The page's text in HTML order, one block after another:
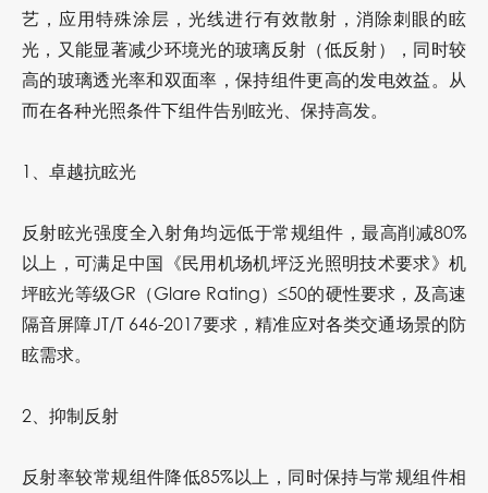
艺，应用特殊涂层，光线进行有效散射，消除刺眼的眩
光，又能显著减少环境光的玻璃反射（低反射），同时较
高的玻璃透光率和双面率，保持组件更高的发电效益。从
而在各种光照条件下组件告别眩光、保持高发。
1、卓越抗眩光
反射眩光强度全入射角均远低于常规组件，最高削减80%
以上，可满足中国《民用机场机坪泛光照明技术要求》机
坪眩光等级GR（Glare Rating）≤50的硬性要求，及高速
隔音屏障JT/T 646-2017要求，精准应对各类交通场景的防
眩需求。
2、抑制反射
反射率较常规组件降低85%以上，同时保持与常规组件相